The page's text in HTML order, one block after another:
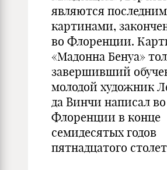
являются
картинами,
во Флоренции.
«Мадонна Бенуа»
завершивший
молодой художник
да Винчи написал во
Флоренции в конце
семидесятых годов
пятнадцатого